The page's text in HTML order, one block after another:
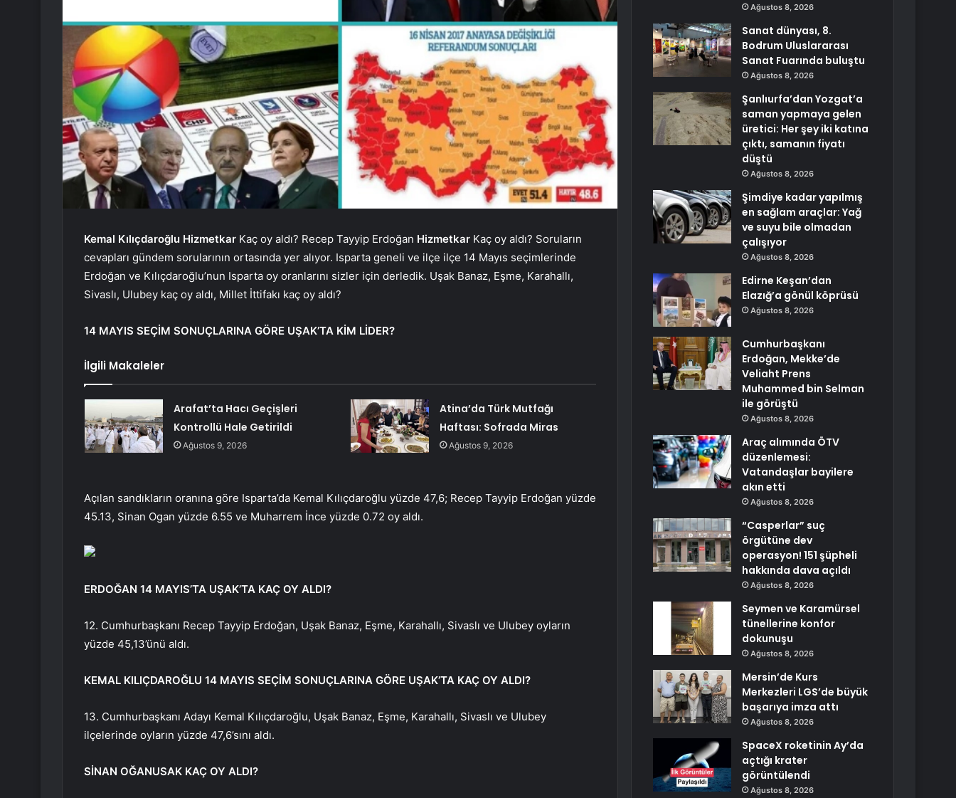
Kemal Kılıçdaroğlu Hizmetkar Kaç oy aldı? Recep Tayyip Erdoğan Hizmetkar Kaç oy aldı? Soruların
cevapları gündem sorularının ortasında yer alıyor. Isparta geneli ve ilçe ilçe 14 Mayıs seçimlerinde
Erdoğan ve Kılıçdaroğlu’nun Isparta oy oranlarını sizler için derledik. Uşak Banaz, Eşme, Karahallı,
Sivaslı, Ulubey kaç oy aldı, Millet İttifakı kaç oy aldı?
14 MAYIS SEÇİM SONUÇLARINA GÖRE UŞAK’TA KİM LİDER?
İlgili Makaleler
Arafat’ta Hacı Geçişleri
Kontrollü Hale Getirildi
Ağustos 9, 2026
Atina’da Türk Mutfağı
Haftası: Sofrada Miras
Ağustos 9, 2026
Açılan sandıkların oranına göre Isparta’da Kemal Kılıçdaroğlu yüzde 47,6; Recep Tayyip Erdoğan yüzde
45.13, Sinan Ogan yüzde 6.55 ve Muharrem İnce yüzde 0.72 oy aldı.
ERDOĞAN 14 MAYIS’TA UŞAK’TA KAÇ OY ALDI?
12. Cumhurbaşkanı Recep Tayyip Erdoğan, Uşak Banaz, Eşme, Karahallı, Sivaslı ve Ulubey oyların
yüzde 45,13’ünü aldı.
KEMAL KILIÇDAROĞLU 14 MAYIS SEÇİM SONUÇLARINA GÖRE UŞAK’TA KAÇ OY ALDI?
13. Cumhurbaşkanı Adayı Kemal Kılıçdaroğlu, Uşak Banaz, Eşme, Karahallı, Sivaslı ve Ulubey
ilçelerinde oyların yüzde 47,6’sını aldı.
SİNAN OĞANUSAK KAÇ OY ALDI?
Ağustos 8, 2026
Sanat dünyası, 8.
Bodrum Uluslararası
Sanat Fuarında buluştu
Ağustos 8, 2026
Şanlıurfa’dan Yozgat’a
saman yapmaya gelen
üretici: Her şey iki katına
çıktı, samanın fiyatı
düştü
Ağustos 8, 2026
Şimdiye kadar yapılmış
en sağlam araçlar: Yağ
ve suyu bile olmadan
çalışıyor
Ağustos 8, 2026
Edirne Keşan’dan
Elazığ’a gönül köprüsü
Ağustos 8, 2026
Cumhurbaşkanı
Erdoğan, Mekke’de
Veliaht Prens
Muhammed bin Selman
ile görüştü
Ağustos 8, 2026
Araç alımında ÖTV
düzenlemesi:
Vatandaşlar bayilere
akın etti
Ağustos 8, 2026
“Casperlar” suç
örgütüne dev
operasyon! 151 şüpheli
hakkında dava açıldı
Ağustos 8, 2026
Seymen ve Karamürsel
tünellerine konfor
dokunuşu
Ağustos 8, 2026
Mersin’de Kurs
Merkezleri LGS’de büyük
başarıya imza attı
Ağustos 8, 2026
SpaceX roketinin Ay’da
açtığı krater
görüntülendi
Ağustos 8, 2026